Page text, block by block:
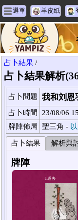
選單 羊皮紙
占卜結果 /
占卜結果解析
占卜問題 我和刘恩
占卜時間
23/08/06
牌陣佈局
聖三角 -
占卜結果 解析與
牌陣